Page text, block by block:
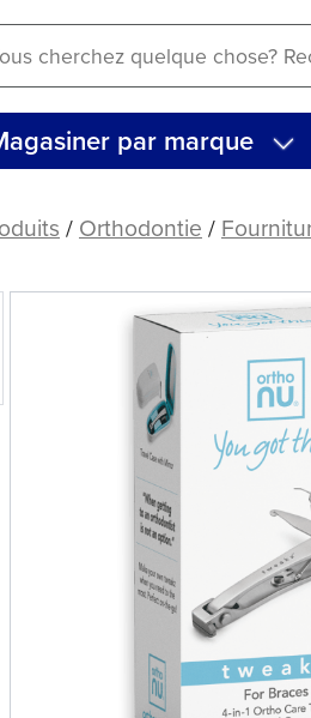
par marque
/Orthodontie/